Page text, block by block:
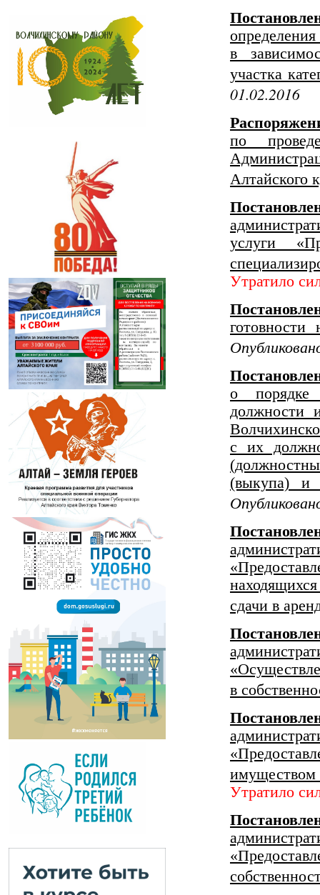
в
участка
01.02.2016
по
Алтайского
услуги
Утратило
готовности
о порядке
должности
с их
(выкупа) и
сдачи в
в
Утратило